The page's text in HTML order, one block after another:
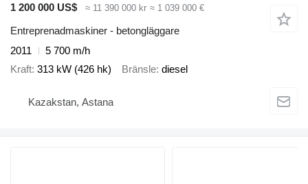
1 200 000 US$
≈ 11 390 000 kr ≈ 1 039 000 €
Entreprenadmaskiner - betongläggare
2011
5 700 m/h
Kraft 313 kW (426 hk) Bränsle diesel
Kazakstan, Astana